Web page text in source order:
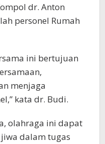
dr. Anton
personel Rumah
ini bertujuan
menjaga
kata dr. Budi.
olahraga ini dapat
dalam tugas